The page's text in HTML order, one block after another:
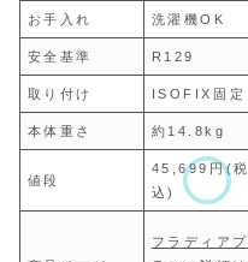
お手入れ 洗濯機OK
安全基準 R129
取り付け ISOFIX固定
本体重さ 約14.8kg
値段
45,699円(税
込)
フラディアプ